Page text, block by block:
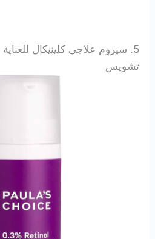
5. سيروم علاجي كلينيكال للعناية
تشويس